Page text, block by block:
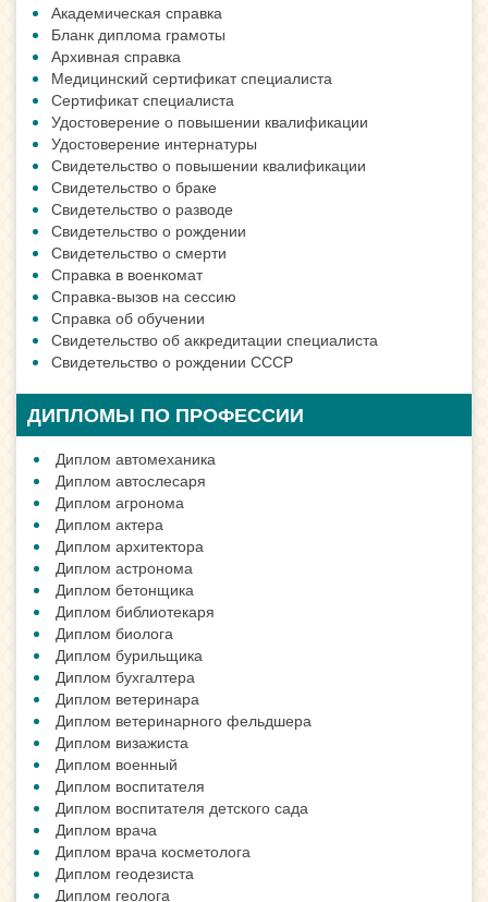
Академическая справка
Бланк диплома грамоты
Архивная справка
Медицинский сертификат специалиста
Сертификат специалиста
Удостоверение о повышении квалификации
Удостоверение интернатуры
Свидетельство о повышении квалификации
Свидетельство о браке
Свидетельство о разводе
Свидетельство о рождении
Свидетельство о смерти
Справка в военкомат
Справка-вызов на сессию
Справка об обучении
Свидетельство об аккредитации специалиста
Свидетельство о рождении СССР
ДИПЛОМЫ ПО ПРОФЕССИИ
Диплом автомеханика
Диплом автослесаря
Диплом агронома
Диплом актера
Диплом архитектора
Диплом астронома
Диплом бетонщика
Диплом библиотекаря
Диплом биолога
Диплом бурильщика
Диплом бухгалтера
Диплом ветеринара
Диплом ветеринарного фельдшера
Диплом визажиста
Диплом военный
Диплом воспитателя
Диплом воспитателя детского сада
Диплом врача
Диплом врача косметолога
Диплом геодезиста
Диплом геолога